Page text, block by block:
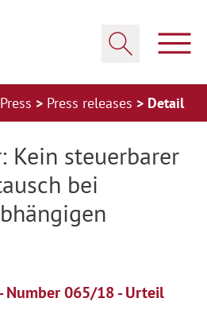
Press Press releases Detail
Kein steuerbarer
bei
Number 065/18 - Urteil